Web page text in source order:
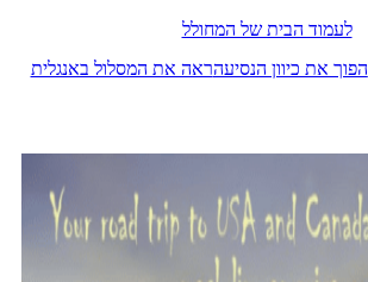
לעמוד הבית של המחולל
הפוך את כיוון הנסיעהראה את המסלול באנגלית